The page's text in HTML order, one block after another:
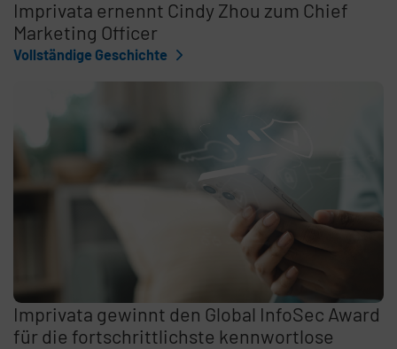
Imprivata ernennt Cindy Zhou zum Chief
Marketing Officer
Vollständige Geschichte
Imprivata gewinnt den Global InfoSec Award
für die fortschrittlichste kennwortlose